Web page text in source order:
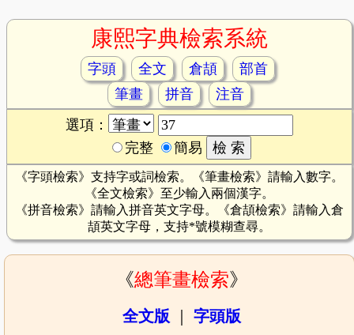
康熙字典檢索系統
字頭 全文 倉頡
部首
筆畫
拼音
注音
選項：
完整
簡易
《字頭檢索》支持字或詞檢索。《筆畫檢索》請輸入數字。
《全文檢索》至少輸入兩個漢字。
《拼音檢索》請輸入拼音英文字母。《倉頡檢索》請輸入倉
頡英文字母，支持*號模糊查尋。
《總筆畫檢索》
全文版 字頭版